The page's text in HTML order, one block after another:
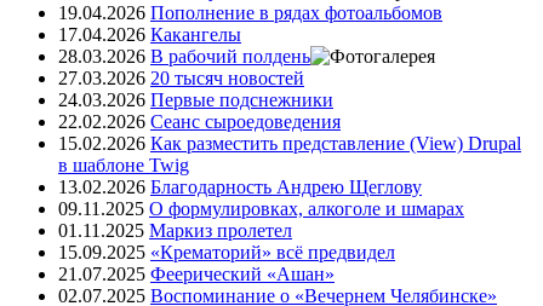
19.04.2026 Пополнение в рядах фотоальбомов
17.04.2026 Какангелы
28.03.2026 В рабочий полдень
27.03.2026 20 тысяч новостей
24.03.2026 Первые подснежники
22.02.2026 Сеанс сыроедоведения
15.02.2026 Как разместить представление (View) Drupal
в шаблоне Twig
13.02.2026 Благодарность Андрею Щеглову
09.11.2025 О формулировках, алкоголе и шмарах
01.11.2025 Маркиз пролетел
15.09.2025 «Крематорий» всё предвидел
21.07.2025 Феерический «Ашан»
02.07.2025 Воспоминание о «Вечернем Челябинске»